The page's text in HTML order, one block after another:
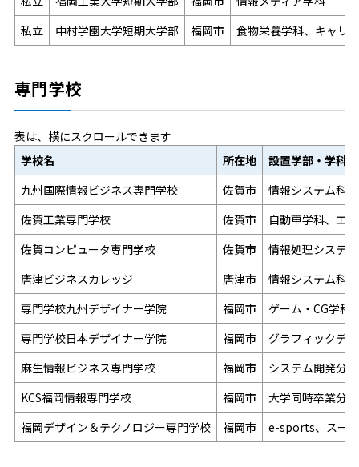
私立
中村学園大学短期大学部 福岡市 食物栄養学科、キャリ
専門学校
表は、横にスクロールできます
学校名
所在地
設置学部・学科
九州国際情報ビジネス専門学校
佐賀市
情報システム科
佐賀工業専門学校
佐賀市
自動車学科、エ
佐賀コンピュータ専門学校
佐賀市
情報処理システ
唐津ビジネスカレッジ
唐津市
情報システム科
専門学校九州デザイナー学院
福岡市
ゲーム・CG学科
専門学校日本デザイナー学院
福岡市
グラフィックデ
麻生情報ビジネス専門学校
福岡市
システム開発分
KCS福岡情報専門学校
福岡市
大学同時卒業分
福岡デザイン＆テクノロジー専門学校
福岡市 e-sports、スー